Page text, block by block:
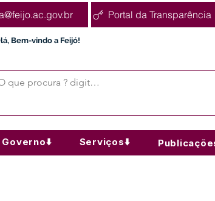
Portal da Transparência
Bem-vindo a Feijó!
Governo⬇️ Serviços⬇️